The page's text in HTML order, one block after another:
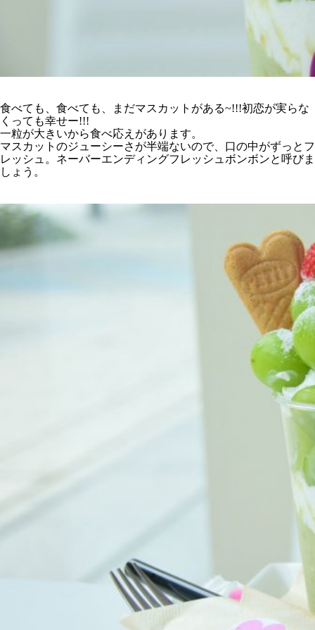
食べても、食べても、まだマスカットがある~!!!初恋が実らな
くっても幸せー!!!
一粒が大きいから食べ応えがあります。
マスカットのジューシーさが半端ないので、口の中がずっとフ
レッシュ。ネーバーエンディングフレッシュボンボンと呼びま
しょう。